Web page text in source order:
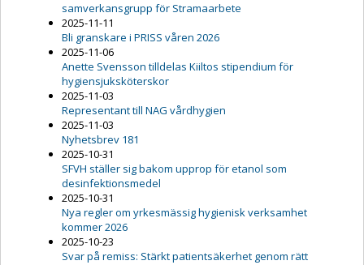
samverkansgrupp för Stramaarbete
2025-11-11
Bli granskare i PRISS våren 2026
2025-11-06
Anette Svensson tilldelas Kiiltos stipendium för
hygiensjuksköterskor
2025-11-03
Representant till NAG vårdhygien
2025-11-03
Nyhetsbrev 181
2025-10-31
SFVH ställer sig bakom upprop för etanol som
desinfektionsmedel
2025-10-31
Nya regler om yrkesmässig hygienisk verksamhet
kommer 2026
2025-10-23
Svar på remiss: Stärkt patientsäkerhet genom rätt